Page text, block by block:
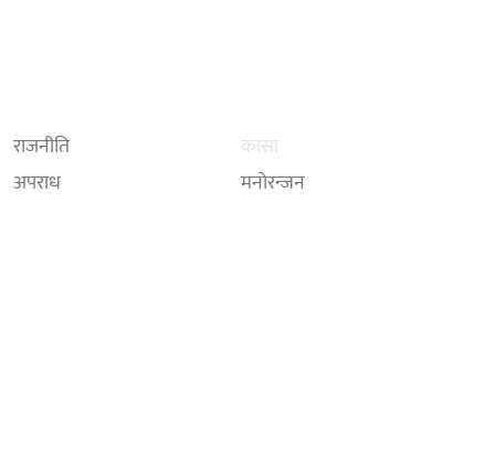
राजनीति
अपराध
कासा
मनोरन्जन